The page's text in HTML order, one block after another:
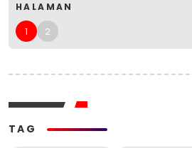
HALAMAN
1 2
TAG